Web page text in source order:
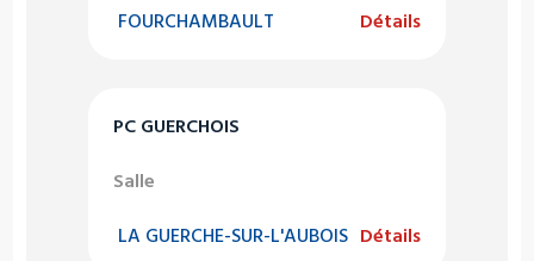
FOURCHAMBAULT Détails
PC GUERCHOIS
Salle
LA GUERCHE-SUR-L'AUBOIS Détails